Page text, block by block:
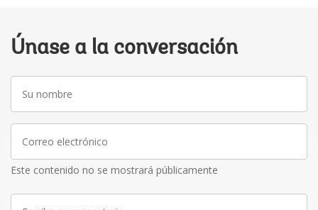
Únase a la conversación
Su
nombre
Correo
electrónico
Este contenido no se mostrará públicamente
Escriba